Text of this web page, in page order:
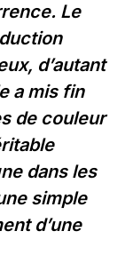
Le
d’autant
a mis fin
de couleur
dans les
simple
d’une